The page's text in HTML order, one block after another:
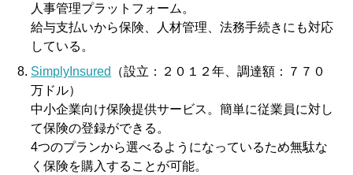
人事管理プラットフォーム。
給与支払いから保険、人材管理、法務手続きにも対応
している。
SimplyInsured
（設立：２０１２年、調達額：７７０
万ドル）
中小企業向け保険提供サービス。簡単に従業員に対し
て保険の登録ができる。
4つのプランから選べるようになっているため無駄な
く保険を購入することが可能。